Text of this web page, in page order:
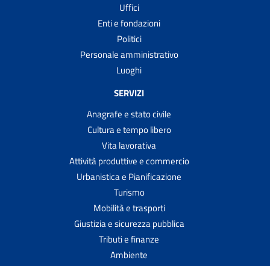
Uffici
Enti e fondazioni
Politici
Personale amministrativo
Luoghi
SERVIZI
Anagrafe e stato civile
Cultura e tempo libero
Vita lavorativa
Attività produttive e commercio
Urbanistica e Pianificazione
Turismo
Mobilità e trasporti
Giustizia e sicurezza pubblica
Tributi e finanze
Ambiente